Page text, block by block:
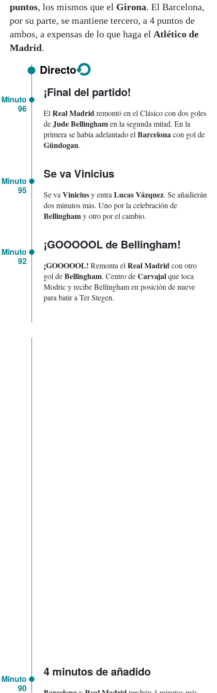
puntos, los mismos que el Girona. El Barcelona,
por su parte, se mantiene tercero, a 4 puntos de
ambos, a expensas de lo que haga el Atlético de
Madrid.
Directo
Minuto
96
¡Final del partido!
El Real Madrid remontó en el Clásico con dos goles
deJude Bellinghamen la segunda mitad. En la
primera se había adelantado el Barcelona con gol de
Gündogan.
Minuto
95
Se va Vinicius
Se va Viniciusy entra Lucas Vázquez. Se añadierán
dos minutos más. Uno por la celebración de
Bellinghamy otro por el cambio.
Minuto
92
¡GOOOOOL de Bellingham!
¡GOOOOOL! Remonta el Real Madrid con otro
gol deBellingham. Centro deCarvajalque toca
Modric y recibe Bellingham en posición de nueve
para batir a Ter Stegen.
Minuto
90
4 minutos de añadido